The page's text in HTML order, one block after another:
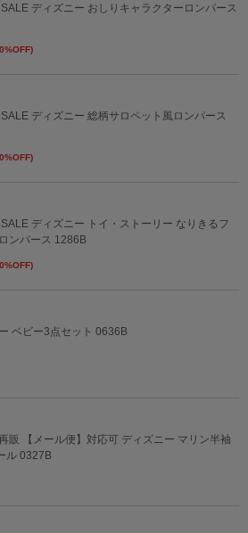
ディズニー おしりキャラクターロンパース
ディズニー 総柄サロペット風ロンパース
ディズニー トイ・ストーリー なりきるフ
ンパース 1286B
ベビー3点セット 0636B
販 【メール便】対応可 ディズニー マリン半袖
ル 0327B